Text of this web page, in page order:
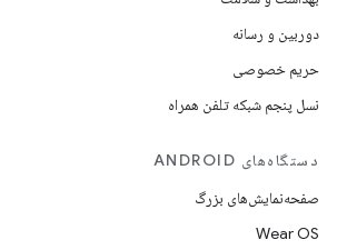
دوربین و رسانه
حریم خصوصی
نسل پنجم شبکه تلفن همراه
دستگاه‌های ANDROID
صفحه‌نمایش‌های بزرگ
Wear OS